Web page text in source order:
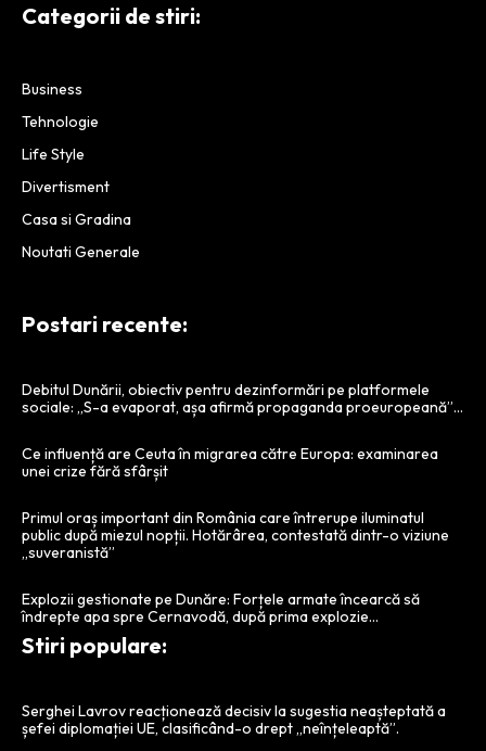
Categorii de stiri:
Business
Tehnologie
Life Style
Divertisment
Casa si Gradina
Noutati Generale
Postari recente:
Debitul Dunării, obiectiv pentru dezinformări pe platformele
sociale: „S-a evaporat, așa afirmă propaganda proeuropeană”…
Ce influență are Ceuta în migrarea către Europa: examinarea
unei crize fără sfârșit
Primul oraș important din România care întrerupe iluminatul
public după miezul nopții. Hotărârea, contestată dintr-o viziune
„suveranistă”
Explozii gestionate pe Dunăre: Forțele armate încearcă să
îndrepte apa spre Cernavodă, după prima explozie…
Stiri populare:
Serghei Lavrov reacționează decisiv la sugestia neașteptată a
șefei diplomației UE, clasificând-o drept „neînțeleaptă”.